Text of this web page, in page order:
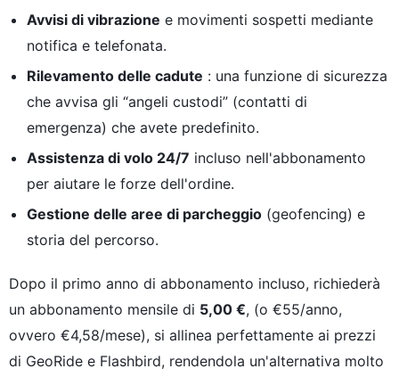
Avvisi di vibrazione e movimenti sospetti mediante
notifica e telefonata.
Rilevamento delle cadute : una funzione di sicurezza
che avvisa gli “angeli custodi” (contatti di
emergenza) che avete predefinito.
Assistenza di volo 24/7 incluso nell'abbonamento
per aiutare le forze dell'ordine.
Gestione delle aree di parcheggio (geofencing) e
storia del percorso.
Dopo il primo anno di abbonamento incluso, richiederà
un abbonamento mensile di 5,00 €, (o €55/anno,
ovvero €4,58/mese), si allinea perfettamente ai prezzi
di GeoRide e Flashbird, rendendola un'alternativa molto